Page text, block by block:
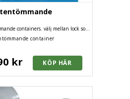
containers. välj mellan lock som
container
kr